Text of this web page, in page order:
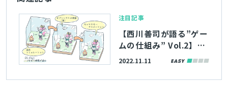
注目記事
【西川善司が語る”ゲー
ムの仕組み” Vol.2】い
つもの日常とゲームの
が違う？ゲームは”離散
2022.11.11